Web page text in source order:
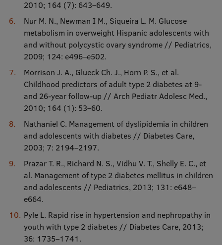
2010; 164 (7): 643–649.
Nur M. N., Newman I M., Siqueira L. M. Glucose
metabolism in overweight Hispanic adolescents with
and without polycystic ovary syndrome // Pediatrics,
2009; 124: e496–e502.
Morrison J. A., Glueck Ch. J., Horn P. S., et al.
Childhood predictors of adult type 2 diabetes at 9-
and 26-year follow-up // Arch Pediatr Adolesc Med.,
2010; 164 (1): 53–60.
Nathaniel C. Management of dyslipidemia in children
and adolescents with diabetes // Diabetes Care,
2003; 7: 2194–2197.
Prazar T. R., Richard N. S., Vidhu V. T., Shelly E. C., et
al. Management of type 2 diabetes mellitus in children
and adolescents // Pediatrics, 2013; 131: e648–
e664.
Pyle L. Rapid rise in hypertension and nephropathy in
youth with type 2 diabetes // Diabetes Care, 2013;
36: 1735–1741.